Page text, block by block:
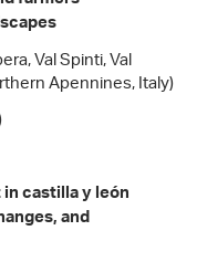
Val Spinti, Val
Apennines, Italy)
castilla y león
and